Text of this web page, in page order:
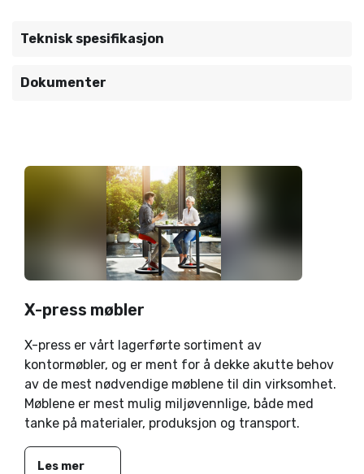
Teknisk spesifikasjon
Dokumenter
X-press møbler
X-press er vårt lagerførte sortiment av
kontormøbler, og er ment for å dekke akutte behov
av de mest nødvendige møblene til din virksomhet.
Møblene er mest mulig miljøvennlige, både med
tanke på materialer, produksjon og transport.
Les mer